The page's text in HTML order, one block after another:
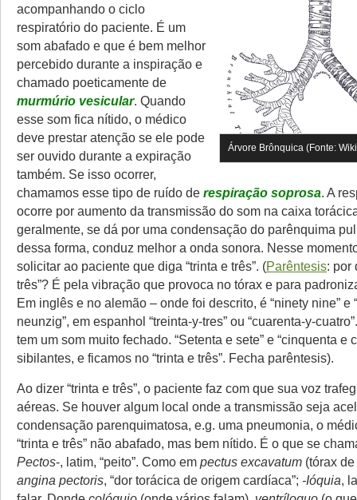
Árvore Brônquica (Fonte:
acompanhando o ciclo
respiratório do paciente. É um
som abafado e que é bem melhor
percebido durante a inspiração e
chamado poeticamente de
murmúrio vesicular. Quando
esse som fica nítido, o médico
deve prestar atenção se ele pode
ser ouvido durante a expiração
também. Se isso ocorrer,
chamamos esse tipo de ruído de respiração soprosa. A
ocorre por aumento da transmissão do som na caixa
geralmente, se dá por uma condensação do parênquima
dessa forma, conduz melhor a onda sonora. Nesse
solicitar ao paciente que diga “trinta e três”. (Parêntesis: por
três”? É pela vibração que provoca no tórax e para
Em inglês e no alemão – onde foi descrito, é “ninety nine” e
neunzig”, em espanhol “treinta-y-tres” ou “cuarenta-y-
tem um som muito fechado. “Setenta e sete” e “cinquenta e
sibilantes, e ficamos no “trinta e três”. Fecha parêntesis).
Ao dizer “trinta e três”, o paciente faz com que sua voz
aéreas. Se houver algum local onde a transmissão seja
condensação parenquimatosa, e.g. uma pneumonia, o
“trinta e três” não abafado, mas bem nítido. É o que se
Pectos-, latim, “peito”. Como em pectus excavatum (tórax
angina pectoris, “dor torácica de origem cardíaca”; -Ióquia,